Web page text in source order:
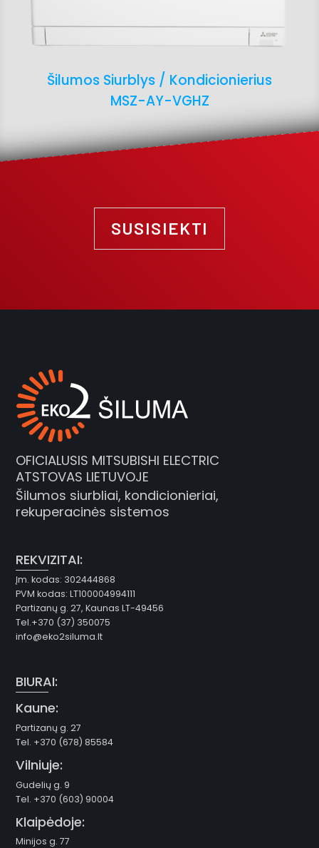
Šilumos Siurblys / Kondicionierius
MSZ-AY-VGHZ
SUSISIEKTI
OFICIALUSIS MITSUBISHI ELECTRIC
ATSTOVAS LIETUVOJE
Šilumos siurbliai, kondicionieriai,
rekuperacinės sistemos
REKVIZITAI:
Įm. kodas: 302444868
PVM kodas: LT100004994111
Partizanų g. 27, Kaunas LT-49456
Tel.+370 (37) 350075
info@eko2siluma.lt
BIURAI:
Kaune:
Partizanų g. 27
Tel. +370 (678) 85584
Vilniuje:
Gudelių g. 9
Tel. +370 (603) 90004
Klaipėdoje:
Minijos g. 77